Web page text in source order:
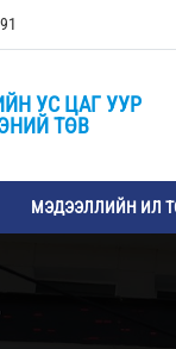
УС ЦАГ УУР
ТӨВ
МЭДЭЭЛЛИЙН ИЛ